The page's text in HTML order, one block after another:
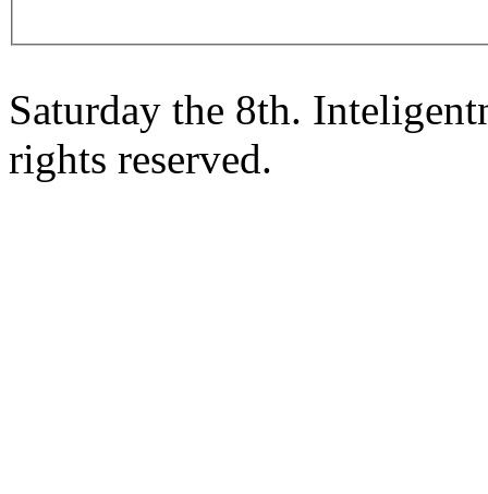
Saturday the 8th.
rights reserved.